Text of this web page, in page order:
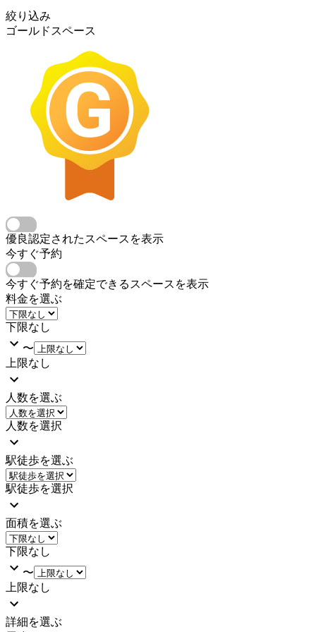
絞り込み
ゴールドスペース
優良認定されたスペースを表示
今すぐ予約
今すぐ予約を確定できるスペースを表示
料金を選ぶ
下限なし
〜
上限なし
人数を選ぶ
人数を選択
駅徒歩を選ぶ
駅徒歩を選択
面積を選ぶ
下限なし
〜
上限なし
詳細を選ぶ